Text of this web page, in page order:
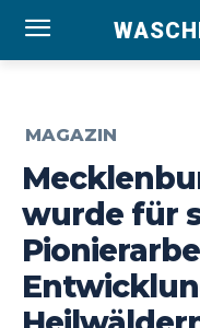
MAGAZIN
wurde für